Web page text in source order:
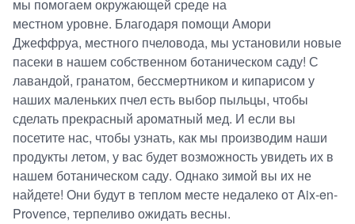
мы помогаем окружающей среде на
местном уровне. Благодаря помощи Амори
Джеффруа, местного пчеловода, мы установили новые
пасеки в нашем собственном ботаническом саду! С
лавандой, гранатом, бессмертником и кипарисом у
наших маленьких пчел есть выбор пыльцы, чтобы
сделать прекрасный ароматный мед. И если вы
посетите нас, чтобы узнать, как мы производим наши
продукты летом, у вас будет возможность увидеть их в
нашем ботаническом саду. Однако зимой вы их не
найдете! Они будут в теплом месте недалеко от Aix-en-
Provence, терпеливо ожидать весны.